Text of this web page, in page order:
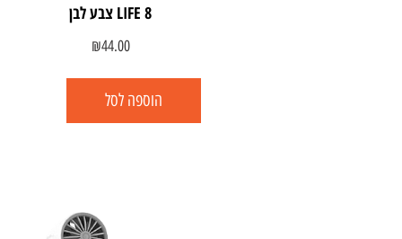
LIFE 8 צבע לבן
₪44.00
הוספה לסל